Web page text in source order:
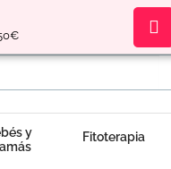
y
Fitoterapia